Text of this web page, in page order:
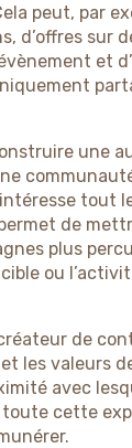
peut, par
d’offres sur
et
une
tout
de
plus
ou
de
les valeurs
avec
cette